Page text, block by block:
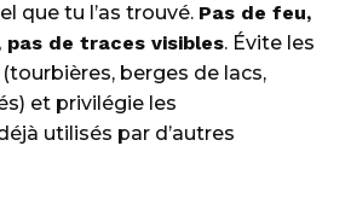
que tu l’as trouvé. Pas de feu,
pas de traces visibles. Évite les
berges de lacs,
et privilégie les
utilisés par d’autres